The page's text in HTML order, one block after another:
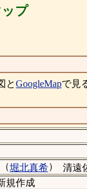
プ
とGoogleMapで見
（堀北真希） 清遠
規作成